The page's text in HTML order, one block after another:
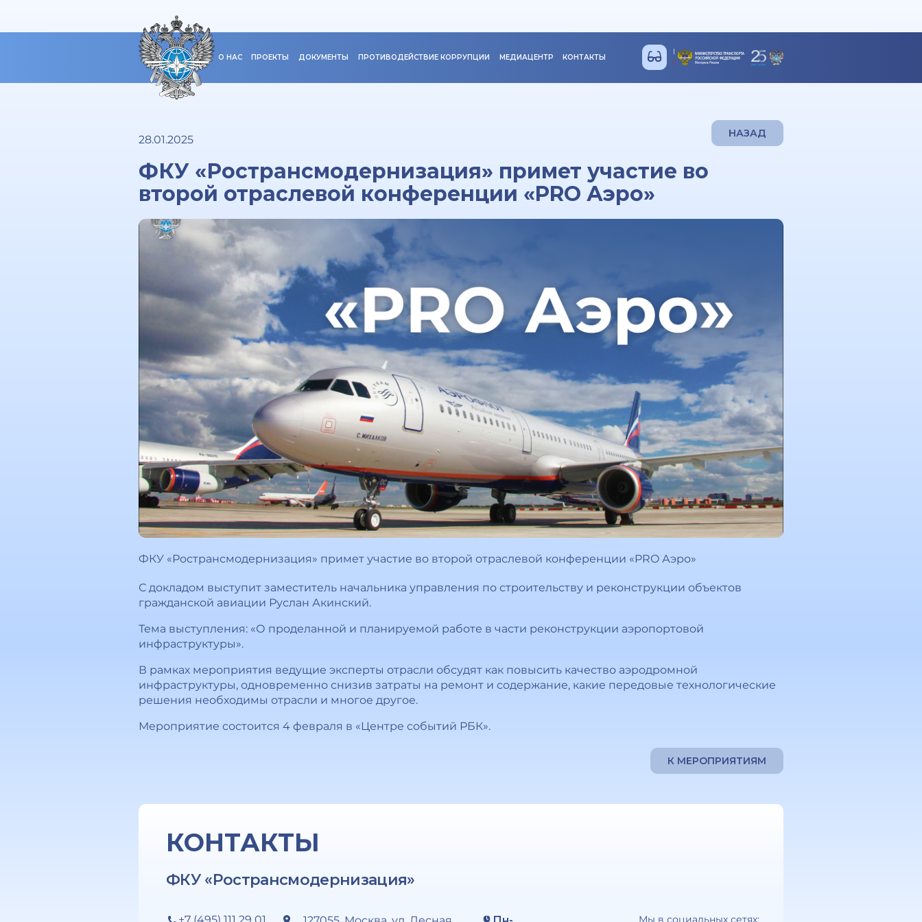
О НАС ПРОЕКТЫ ДОКУМЕНТЫ ПРОТИВОДЕЙСТВИЕ КОРРУПЦИИ МЕДИАЦЕНТР КОНТАКТЫ
28.01.2025 НАЗАД
ФКУ «Ространсмодернизация» примет участие во
второй отраслевой конференции «PRO Аэро»
ФКУ «Ространсмодернизация» примет участие во второй отраслевой конференции «PRO Аэро»
С докладом выступит заместитель начальника управления по строительству и реконструкции объектов
гражданской авиации Руслан Акинский.
Тема выступления: «О проделанной и планируемой работе в части реконструкции аэропортовой
инфраструктуры».
В рамках мероприятия ведущие эксперты отрасли обсудят как повысить качество аэродромной
инфраструктуры, одновременно снизив затраты на ремонт и содержание, какие передовые технологические
решения необходимы отрасли и многое другое.
Мероприятие состоится 4 февраля в «Центре событий РБК».
К МЕРОПРИЯТИЯМ
КОНТАКТЫ
ФКУ «Ространсмодернизация»
Мы в социальных сетях: